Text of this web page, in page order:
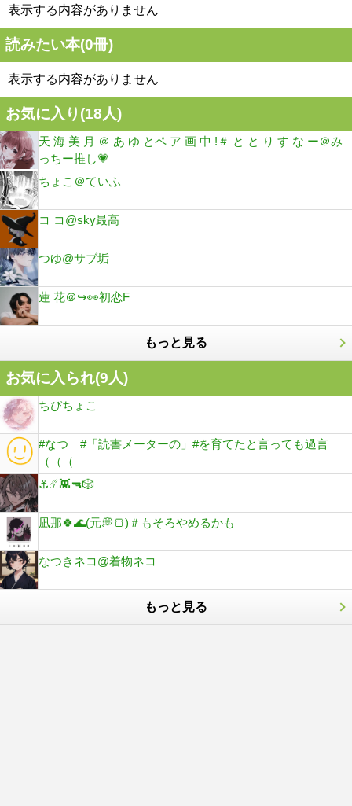
表示する内容がありません
読みたい本(0冊)
表示する内容がありません
お気に入り(18人)
天 海 美 月 ＠ あ ゆ とペ ア 画 中 !＃ と と り す な ー＠み
っちー推し💗
ちょこ＠ていふ
コ コ@sky最高
つゆ@サブ垢
蓮 花＠↪️👀初恋F
もっと見る
お気に入られ(9人)
ちびちょこ
#なつ #「読書メーターの」#を育てたと言っても過言
（（（
⚓️☄️👾🔫🎲
凪那🍀🌊(元💭🍞)＃もそろやめるかも
なつきネコ@着物ネコ
もっと見る